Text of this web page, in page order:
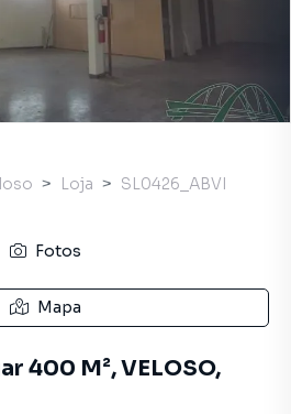
Loja SL0426_ABVI
Fotos
Mapa
400 M², VELOSO,